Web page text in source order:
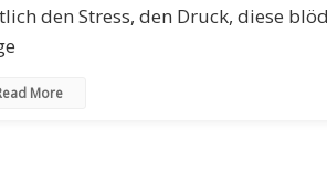
den Stress, den Druck, diese
More